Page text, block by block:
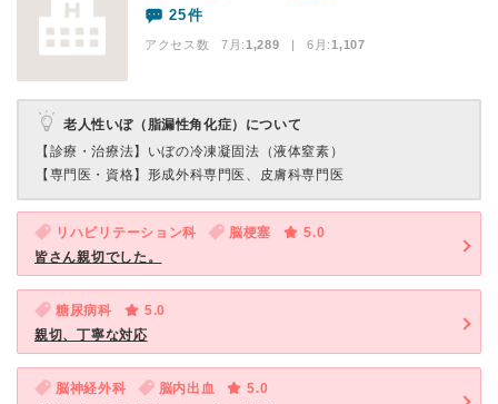
25件
アクセス数 7月:1,289 | 6月:1,107
老人性いぼ（脂漏性角化症）について
【診療・治療法】 いぼの冷凍凝固法（液体窒素）
【専門医・資格】 形成外科専門医、皮膚科専門医
リハビリテーション科 脳梗塞
5.0
皆さん親切でした。
糖尿病科
5.0
親切、丁寧な対応
脳神経外科 脳内出血
5.0